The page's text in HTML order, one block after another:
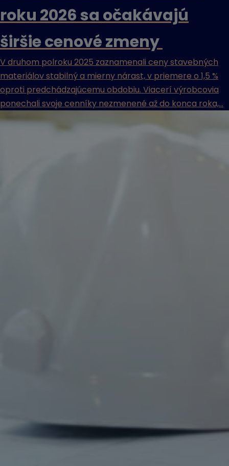
roku 2026 sa očakávajú
širšie cenové zmeny
V druhom polroku 2025 zaznamenali ceny stavebných
materiálov stabilný a mierny nárast, v priemere o 1,5 %
oproti predchádzajúcemu obdobiu. Viacerí výrobcovia
ponechali svoje cenníky nezmenené až do konca roka,...